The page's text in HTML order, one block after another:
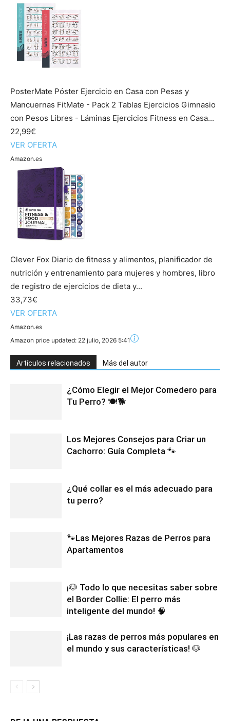
PosterMate Póster Ejercicio en Casa con Pesas y
Mancuernas FitMate - Pack 2 Tablas Ejercicios Gimnasio
con Pesos Libres - Láminas Ejercicios Fitness en Casa...
22,99€
VER OFERTA
Amazon.es
Clever Fox Diario de fitness y alimentos, planificador de
nutrición y entrenamiento para mujeres y hombres, libro
de registro de ejercicios de dieta y...
33,73€
VER OFERTA
Amazon.es
Amazon price updated: 22 julio, 2026 5:41
Artículos relacionados Más del autor
¿Cómo Elegir el Mejor Comedero para
Tu Perro? 🍽️🐕
Los Mejores Consejos para Criar un
Cachorro: Guía Completa 🐾
¿Qué collar es el más adecuado para
tu perro?
🐾Las Mejores Razas de Perros para
Apartamentos
¡🐶 Todo lo que necesitas saber sobre
el Border Collie: El perro más
inteligente del mundo! 🧠
¡Las razas de perros más populares en
el mundo y sus características! 🐶